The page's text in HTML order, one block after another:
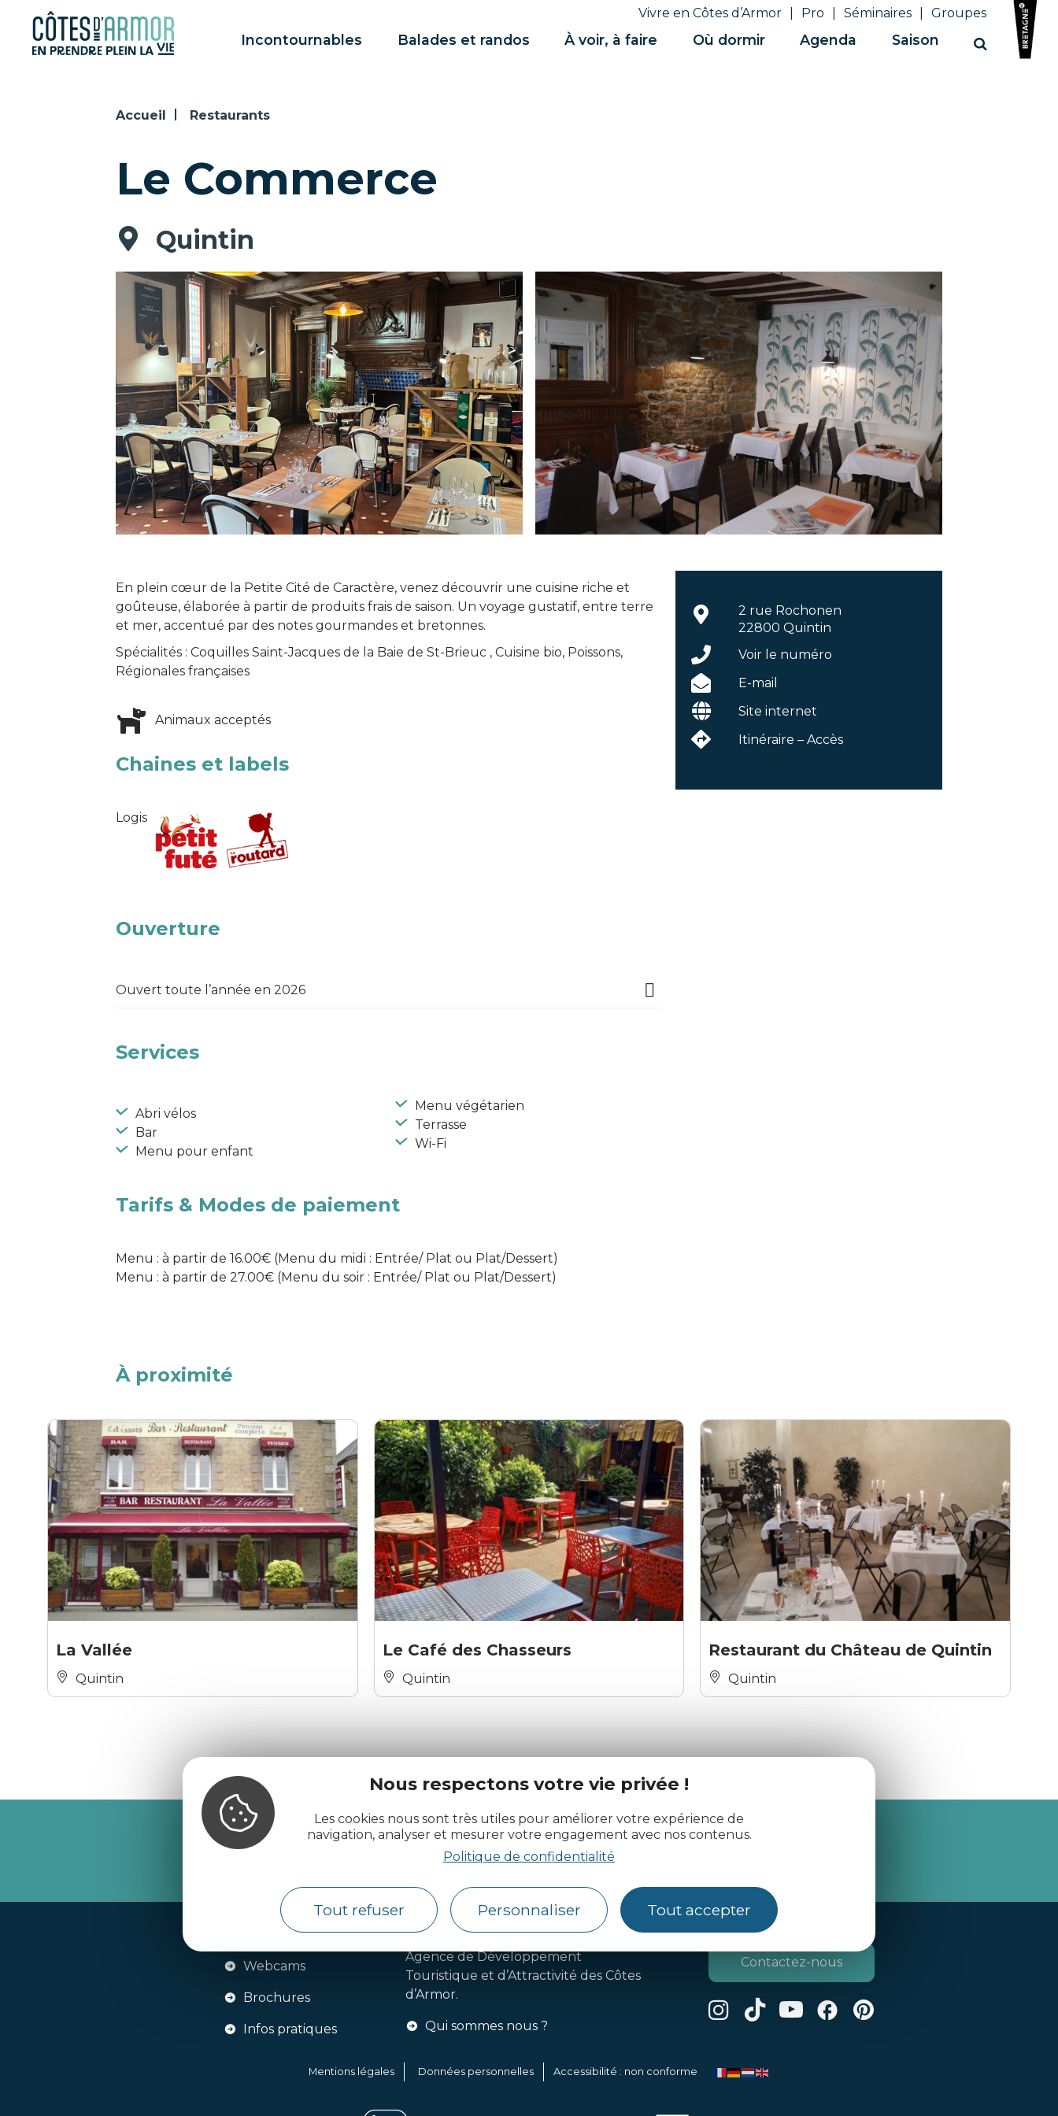
Panneau de gestion des cookies
Nous respectons votre vie privée !
Les cookies nous sont très utiles pour améliorer votre expérience de
navigation, analyser et mesurer votre engagement avec nos contenus.
Politique de confidentialité
Tout refuser Personnaliser Tout accepter
Vivre en Côtes d’Armor Pro Séminaires Groupes
Incontournables Balades et randos À voir, à faire Où dormir Agenda Saison
Accueil Restaurants
Le Commerce
Quintin
En plein cœur de la Petite Cité de Caractère, venez découvrir une cuisine riche et
goûteuse, élaborée à partir de produits frais de saison. Un voyage gustatif, entre terre
et mer, accentué par des notes gourmandes et bretonnes.
Spécialités : Coquilles Saint-Jacques de la Baie de St-Brieuc , Cuisine bio, Poissons,
Régionales françaises
Animaux acceptés
Chaines et labels
Logis
Ouverture
Ouvert toute l’année en 2026
Services
Abri vélos
Bar
Menu pour enfant
Menu végétarien
Terrasse
Wi-Fi
Tarifs & Modes de paiement
Menu : à partir de 16.00€ (Menu du midi : Entrée/ Plat ou Plat/Dessert)
Menu : à partir de 27.00€ (Menu du soir : Entrée/ Plat ou Plat/Dessert)
2 rue Rochonen
22800 Quintin
Voir le numéro
E-mail
Site internet
Itinéraire – Accès
À proximité
La Vallée
Quintin
Le Café des Chasseurs
Quintin
Restaurant du Château de Quintin
Quintin
Recevez l’actualité des Côtes d’Armor
Handi-tourisme
Webcams
Brochures
Infos pratiques
Côtes d’Armor Destination
Agence de Développement
Touristique et d’Attractivité des Côtes
d’Armor.
Qui sommes nous ?
Contactez-nous
Mentions légales Données personnelles Accessibilité : non conforme